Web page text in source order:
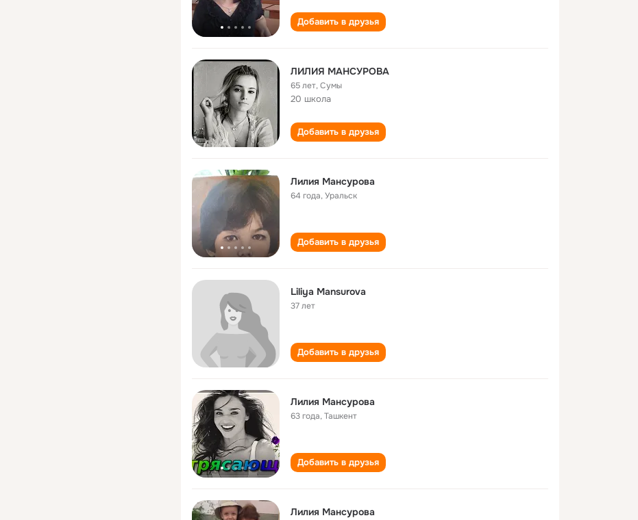
Добавить в друзья
ЛИЛИЯ МАНСУРОВА
65 лет,Сумы
20 школа
Добавить в друзья
Лилия Мансурова
64 года,Уральск
Добавить в друзья
Liliya Mansurova
37 лет
Добавить в друзья
Лилия Мансурова
63 года,Ташкент
Добавить в друзья
Лилия Мансурова